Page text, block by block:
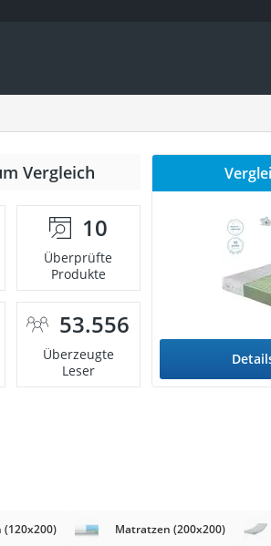
Vergleich
10
Überprüfte
Produkte
53.556
Überzeugte
Leser
Matratzen (200x200)